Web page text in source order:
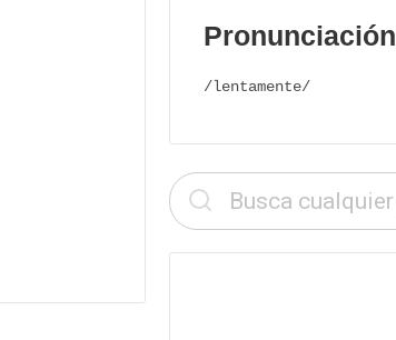
Pronunciación
/lentamente/